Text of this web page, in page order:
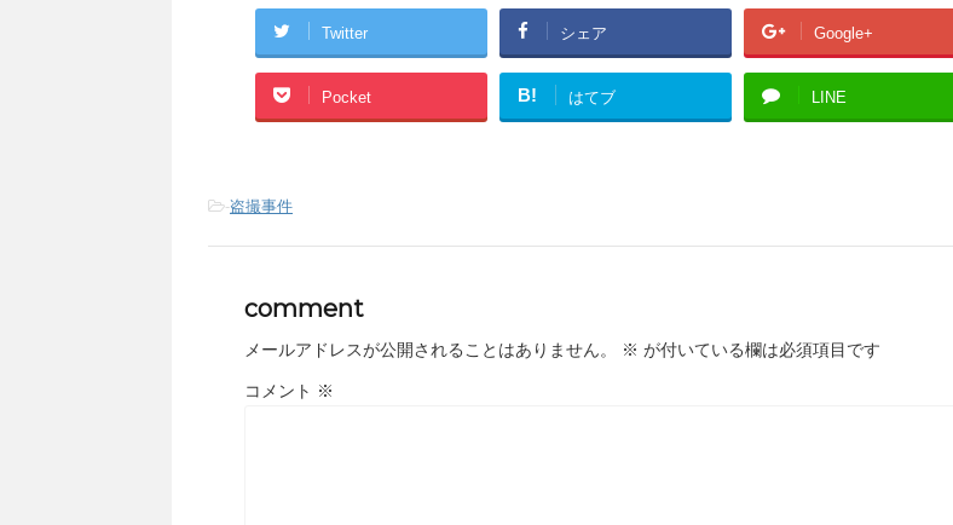
Twitter シェア Google+
Pocket B! はてブ LINE
-盗撮事件
comment
メールアドレスが公開されることはありません。 ※ が付いている欄は必須項目です
コメント ※